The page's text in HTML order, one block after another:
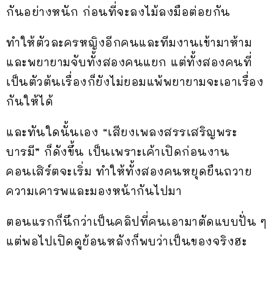
กันอย่างหนัก ก่อนที่จะลงไม้ลงมือต่อยกัน
ทำให้ตัวละครหญิงอีกคนและทีมงานเข้ามาห้าม
และพยายามจับทั้งสองคนแยก แต่ทั้งสองคนที่
เป็นตัวต้นเรื่องก็ยังไม่ยอมแพ้พยายามจะเอาเรื่อง
กันให้ได้
และทันใดนั้นเอง “เสียงเพลงสรรเสริญพระ
บารมี” ก็ดังขึ้น เป็นเพราะเค้าเปิดก่อนงาน
คอนเสิร์ตจะเริ่ม ทำให้ทั้งสองคนหยุดยืนถวาย
ความเคารพและมองหน้ากันไปมา
ตอนแรกก็นึกว่าเป็นคลิปที่คนเอามาตัดแบบปั่น ๆ
แต่พอไปเปิดดูย้อนหลังก็พบว่าเป็นของจริงฮะ